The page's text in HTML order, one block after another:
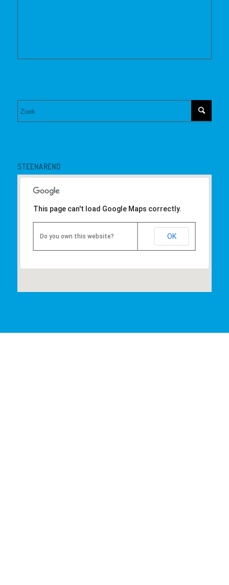
STEENAREND
This page can't load Google Maps correctly.
Do you own this website? OK